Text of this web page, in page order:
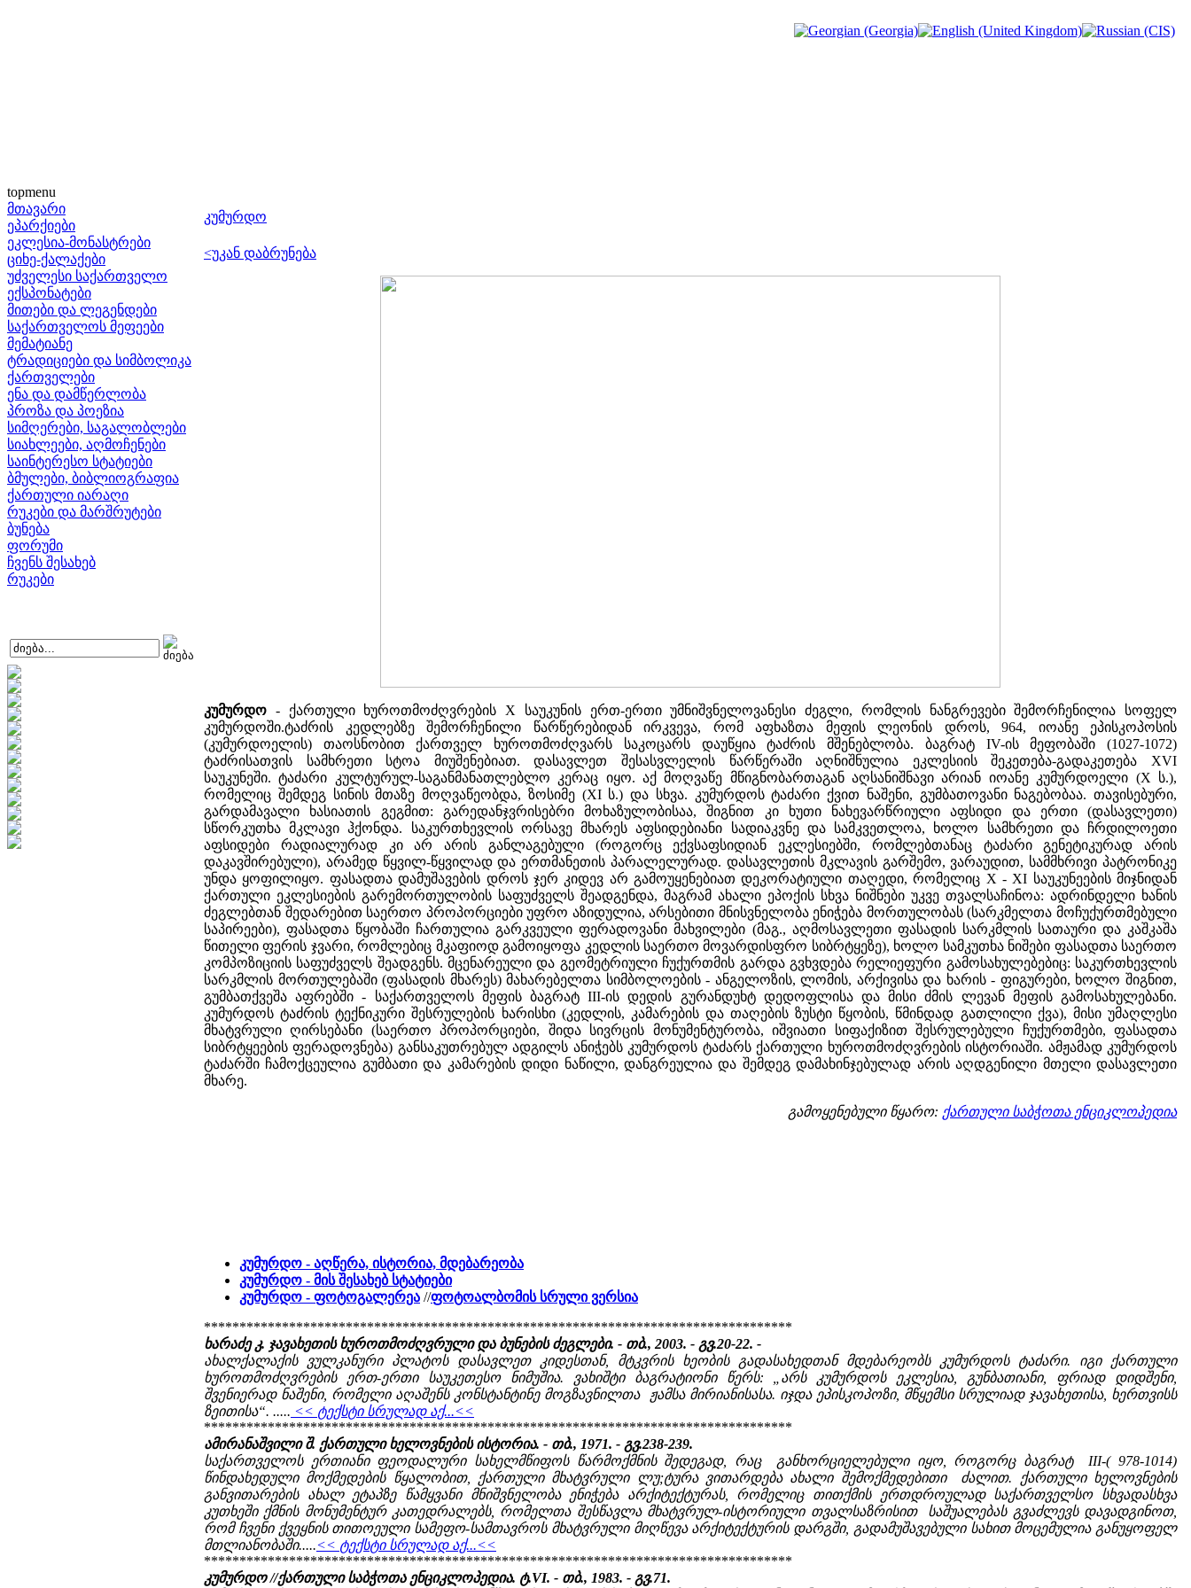
topmenu
მთავარი
ეპარქიები
ეკლესია-მონასტრები
ციხე-ქალაქები
უძველესი საქართველო
ექსპონატები
მითები და ლეგენდები
საქართველოს მეფეები
მემატიანე
ტრადიციები და სიმბოლიკა
ქართველები
ენა და დამწერლობა
პროზა და პოეზია
სიმღერები, საგალობლები
სიახლეები, აღმოჩენები
საინტერესო სტატიები
ბმულები, ბიბლიოგრაფია
ქართული იარაღი
რუკები და მარშრუტები
ბუნება
ფორუმი
ჩვენს შესახებ
რუკები
კუმურდო
<უკან დაბრუნება
კუმურდო - ქართული ხუროთმოძღვრების X საუკუნის ერთ-ერთი უმნიშვნელოვანესი ძეგლი, რომლის ნანგრევები შემორჩენილია სოფელ
კუმურდოში.ტაძრის კედლებზე შემორჩენილი წარწერებიდან ირკვევა, რომ აფხაზთა მეფის ლეონის დროს, 964, იოანე ეპისკოპოსის
(კუმურდოელის) თაოსნობით ქართველ ხუროთმოძღვარს საკოცარს დაუწყია ტაძრის მშენებლობა. ბაგრატ IV-ის მეფობაში (1027-1072)
ტაძრისათვის სამხრეთი სტოა მიუშენებიათ. დასავლეთ შესასვლელის წარწერაში აღნიშნულია ეკლესიის შეკეთება-გადაკეთება XVI
საუკუნეში. ტაძარი კულტურულ-საგანმანათლებლო კერაც იყო. აქ მოღვაწე მწიგნობართაგან აღსანიშნავი არიან იოანე კუმურდოელი (X ს.),
რომელიც შემდეგ სინის მთაზე მოღვაწეობდა, ზოსიმე (XI ს.) და სხვა. კუმურდოს ტაძარი ქვით ნაშენი, გუმბათოვანი ნაგებობაა. თავისებური,
გარდამავალი ხასიათის გეგმით: გარედანჯვრისებრი მოხაზულობისაა, შიგნით კი ხუთი ნახევარწრიული აფსიდი და ერთი (დასავლეთი)
სწორკუთხა მკლავი ჰქონდა. საკურთხევლის ორსავე მხარეს აფსიდებიანი სადიაკვნე და სამკვეთლოა, ხოლო სამხრეთი და ჩრდილოეთი
აფსიდები რადიალურად კი არ არის განლაგებული (როგორც ექვსაფსიდიან ეკლესიებში, რომლებთანაც ტაძარი გენეტიკურად არის
დაკავშირებული), არამედ წყვილ-წყვილად და ერთმანეთის პარალელურად. დასავლეთის მკლავის გარშემო, ვარაუდით, სამმხრივი პატრონიკე
უნდა ყოფილიყო. ფასადთა დამუშავების დროს ჯერ კიდევ არ გამოუყენებიათ დეკორატიული თაღედი, რომელიც X - XI საუკუნეების მიჯნიდან
ქართული ეკლესიების გარემორთულობის საფუძველს შეადგენდა, მაგრამ ახალი ეპოქის სხვა ნიშნები უკვე თვალსაჩინოა: ადრინდელი ხანის
ძეგლებთან შედარებით საერთო პროპორციები უფრო აზიდულია, არსებითი მნისვნელობა ენიჭება მორთულობას (სარკმელთა მოჩუქურთმებული
საპირეები), ფასადთა წყობაში ჩართულია გარკვეული ფერადოვანი მახვილები (მაგ., აღმოსავლეთი ფასადის სარკმლის სათაური და კაშკაშა
წითელი ფერის ჯვარი, რომლებიც მკაფიოდ გამოიყოფა კედლის საერთო მოვარდისფრო სიბრტყეზე), ხოლო სამკუთხა ნიშები ფასადთა საერთო
კომპოზიციის საფუძველს შეადგენს. მცენარეული და გეომეტრიული ჩუქურთმის გარდა გვხვდება რელიეფური გამოსახულებებიც: საკურთხევლის
სარკმლის მორთულებაში (ფასადის მხარეს) მახარებელთა სიმბოლოების - ანგელოზის, ლომის, არქივისა და ხარის - ფიგურები, ხოლო შიგნით,
გუმბათქვეშა აფრებში - საქართველოს მეფის ბაგრატ III-ის დედის გურანდუხტ დედოფლისა და მისი ძმის ლევან მეფის გამოსახულებანი.
კუმურდოს ტაძრის ტექნიკური შესრულების ხარისხი (კედლის, კამარების და თაღების ზუსტი წყობის, წმინდად გათლილი ქვა), მისი უმაღლესი
მხატვრული ღირსებანი (საერთო პროპორციები, შიდა სივრცის მონუმენტურობა, იშვიათი სიფაქიზით შესრულებული ჩუქურთმები, ფასადთა
სიბრტყეების ფერადოვნება) განსაკუთრებულ ადგილს ანიჭებს კუმურდოს ტაძარს ქართული ხუროთმოძღვრების ისტორიაში. ამჟამად კუმურდოს
ტაძარში ჩამოქცეულია გუმბათი და კამარების დიდი ნაწილი, დანგრეულია და შემდეგ დამახინჯებულად არის აღდგენილი მთელი დასავლეთი
მხარე.
გამოყენებული წყარო: ქართული საბჭოთა ენციკლოპედია
კუმურდო - აღწერა, ისტორია, მდებარეობა
კუმურდო - მის შესახებ სტატიები
კუმურდო - ფოტოგალერეა //ფოტოალბომის სრული ვერსია
***********************************************************************************
ხარაძე კ. ჯავახეთის ხუროთმოძღვრული და ბუნების ძეგლები. - თბ., 2003. - გვ.20-22. -
ახალქალაქის ვულკანური პლატოს დასავლეთ კიდესთან, მტკვრის ხეობის გადასახედთან მდებარეობს კუმურდოს ტაძარი. იგი ქართული
ხუროთმოძღვრების ერთ-ერთი საუკეთესო ნიმუშია. ვახიშტი ბაგრატიონი წერს: „არს კუმურდოს ეკლესია, გუნბათიანი, ფრიად დიდშენი,
შვენიერად ნაშენი, რომელი აღაშენს კონსტანტინე მოგზავნილთა ჟამსა მირიანისასა. იჯდა ეპისკოპოზი, მწყემსი სრულიად ჯავახეთისა, ხერთვისს
ზეითისა“. ..... << ტექსტი სრულად აქ...<<
***********************************************************************************
ამირანაშვილი შ. ქართული ხელოვნების ისტორია. - თბ., 1971. - გვ.238-239.
საქართველოს ერთიანი ფეოდალური სახელმწიფოს წარმოქმნის შედეგად, რაც განხორციელებული იყო, როგორც ბაგრატ III-( 978-1014)
წინდახედული მოქმედების წყალობით, ქართული მხატვრული ლუ;ტურა ვითარდება ახალი შემოქმედებითი ძალით. ქართული ხელოვნების
განვითარების ახალ ეტაპზე წამყვანი მნიშვნელობა ენიჭება არქიტექტურას, რომელიც თითქმის ერთდროულად საქართველსო სხვადასხვა
კუთხეში ქმნის მონუმენტურ კათედრალებს, რომელთა შესწავლა მხატვრულ-ისტორიული თვალსაზრისით საშუალებას გვაძლევს დავადგინოთ,
რომ ჩვენი ქვეყნის თითოეული სამეფო-სამთავროს მხატვრული მიღწევა არქიტექტურის დარგში, გადამუშავებული სახით მოცემულია განუყოფელ
მთლიანობაში.....<< ტექსტი სრულად აქ...<<
***********************************************************************************
კუმურდო //ქართული საბჭოთა ენციკლოპედია. ტ.VI. - თბ., 1983. - გვ.71.